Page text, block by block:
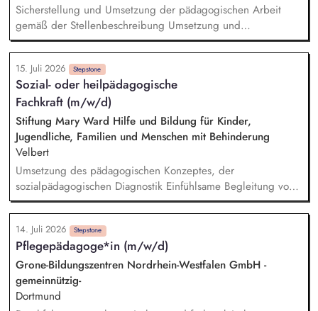
Sicherstellung und Umsetzung der pädagogischen Arbeit
gemäß der Stellenbeschreibung Umsetzung und
Weiterentwicklung der pädagogischen Konzeption
Dokumentation von Entwicklungsprozessen und Erstellung von
Entwicklungsberichten Vorbereitung, Durchführung und
Nachbereitung der abgestimmten pädagogischen Angebote
Beobachtung der Kinder hinsichtlich ihres
Entwicklungsstandes, Stärken und Entwicklungsaufgaben
Vertrauensvolle Zusammenarbeit mit den Familien (inkl.
Planung und Durchführung von Elterngesprächen)
15. Juli 2026 Stepstone
Sozial- oder heilpädagogische
Fachkraft (m/w/d)
Stiftung Mary Ward Hilfe und Bildung für Kinder,
Jugendliche, Familien und Menschen mit Behinderung
Velbert
Umsetzung des pädagogischen Konzeptes, der
sozialpädagogischen Diagnostik Einfühlsame Begleitung von
jungen Menschen in Notsituationen Sichere Gestaltung des
pädagogischen Alltags, auch in unvorhersehbaren Situationen
Dokumentation der pädagogischen Arbeit und Erstellung von
Diagnostikberichten
14. Juli 2026 Stepstone
Pflegepädagoge*in (m/w/d)
Grone-Bildungszentren Nordrhein-Westfalen GmbH -
gemeinnützig-
Dortmund